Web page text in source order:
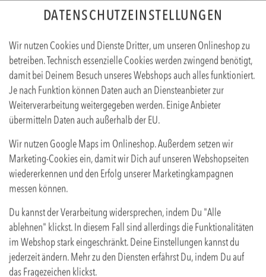
DATENSCHUTZEINSTELLUNGEN
Wir nutzen Cookies und Dienste Dritter, um unseren Onlineshop zu
betreiben. Technisch essenzielle Cookies werden zwingend benötigt,
damit bei Deinem Besuch unseres Webshops auch alles funktioniert.
Je nach Funktion können Daten auch an Diensteanbieter zur
Weiterverarbeitung weitergegeben werden. Einige Anbieter
übermitteln Daten auch außerhalb der EU.
Wir nutzen Google Maps im Onlineshop. Außerdem setzen wir
Marketing-Cookies ein, damit wir Dich auf unseren Webshopseiten
wiedererkennen und den Erfolg unserer Marketingkampagnen
messen können.
Du kannst der Verarbeitung widersprechen, indem Du "Alle
ablehnen" klickst. In diesem Fall sind allerdings die Funktionalitäten
im Webshop stark eingeschränkt. Deine Einstellungen kannst du
jederzeit ändern. Mehr zu den Diensten erfährst Du, indem Du auf
das Fragezeichen klickst.
DE
Sprache ändern
EN
FRITTEN & KLEINIGKEITEN NACHSPEISEN
RIND VEGAN
FRITTEN & LOADED FRITTEN